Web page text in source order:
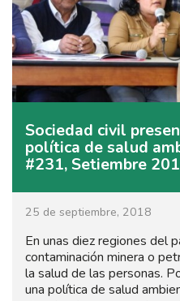
Sociedad civil
política de salud
#231, Setiembre
25 de septiembre, 2018
En unas diez regiones del
contaminación minera o
la salud de las personas.
una política de salud